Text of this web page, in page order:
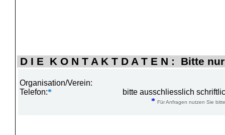
D I E K O N T A K T D A T E N : Bitte
Organisation/Verein:
Telefon:*
bitte ausschliesslich
* Für Anfragen nutzen Sie